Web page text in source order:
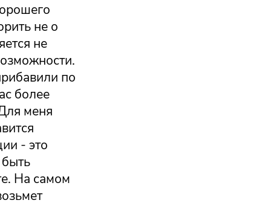
не о
не
по
более
меня
- это
На самом